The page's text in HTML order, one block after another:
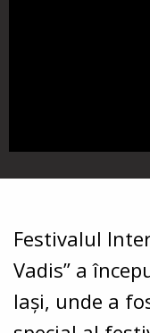
Festivalul
Vadis” a
Iași, unde a